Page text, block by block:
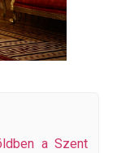
a Szent